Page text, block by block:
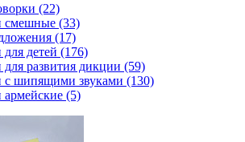
(22)
смешные (33)
(17)
детей (176)
развития дикции (59)
с шипящими звуками (130)
армейские (5)